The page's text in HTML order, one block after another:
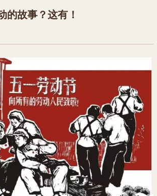
的故事？这有！